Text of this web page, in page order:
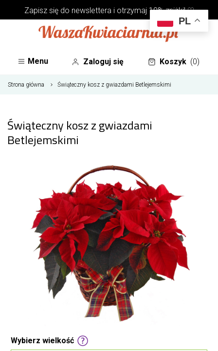
Zapisz się do newsletterai otrzymaj 10% zniżki! ♡
Menu Zaloguj się Koszyk (0)
Strona główna Świąteczny kosz z gwiazdami Betlejemskimi
Świąteczny kosz z gwiazdami
Betlejemskimi
Wybierz wielkość
PL